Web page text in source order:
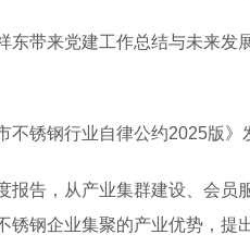
带来党建工作总结与未来发
钢行业自律公约2025版》
告，从产业集群建设、会员
锈钢企业集聚的产业优势，